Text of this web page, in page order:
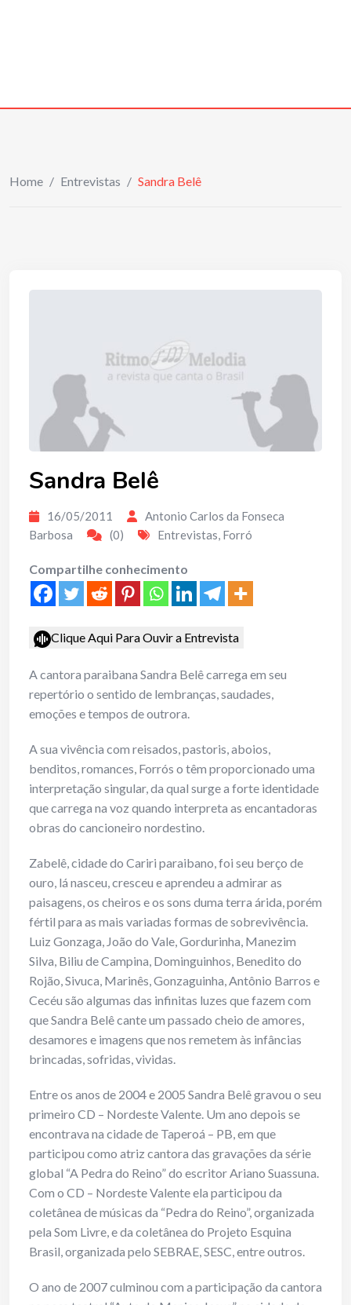
Home / Entrevistas / Sandra Belê
Sandra Belê
16/05/2011
Antonio Carlos da Fonseca
Barbosa
(0) Entrevistas, Forró
Compartilhe conhecimento
Clique Aqui Para Ouvir a Entrevista
A cantora paraibana Sandra Belê carrega em seu
repertório o sentido de lembranças, saudades,
emoções e tempos de outrora.
A sua vivência com reisados, pastoris, aboios,
benditos, romances, Forrós o têm proporcionado uma
interpretação singular, da qual surge a forte identidade
que carrega na voz quando interpreta as encantadoras
obras do cancioneiro nordestino.
Zabelê, cidade do Cariri paraibano, foi seu berço de
ouro, lá nasceu, cresceu e aprendeu a admirar as
paisagens, os cheiros e os sons duma terra árida, porém
fértil para as mais variadas formas de sobrevivência.
Luiz Gonzaga, João do Vale, Gordurinha, Manezim
Silva, Biliu de Campina, Dominguinhos, Benedito do
Rojão, Sivuca, Marinês, Gonzaguinha, Antônio Barros e
Cecéu são algumas das infinitas luzes que fazem com
que Sandra Belê cante um passado cheio de amores,
desamores e imagens que nos remetem às infâncias
brincadas, sofridas, vividas.
Entre os anos de 2004 e 2005 Sandra Belê gravou o seu
primeiro CD – Nordeste Valente. Um ano depois se
encontrava na cidade de Taperoá – PB, em que
participou como atriz cantora das gravações da série
global “A Pedra do Reino” do escritor Ariano Suassuna.
Com o CD – Nordeste Valente ela participou da
coletânea de músicas da “Pedra do Reino”, organizada
pela Som Livre, e da coletânea do Projeto Esquina
Brasil, organizada pelo SEBRAE, SESC, entre outros.
O ano de 2007 culminou com a participação da cantora